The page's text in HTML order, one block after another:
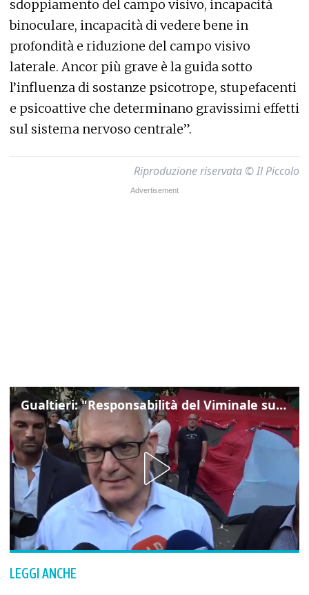
sdoppiamento del campo visivo, incapacità
binoculare, incapacità di vedere bene in
profondità e riduzione del campo visivo
laterale. Ancor più grave è la guida sotto
l’influenza di sostanze psicotrope, stupefacenti
e psicoattive che determinano gravissimi effetti
sul sistema nervoso centrale”.
Riproduzione riservata © Il Piccolo
Gualtieri: "Responsabilità del Viminale su Spin Time? La posizione dei partiti è nota"
LEGGI ANCHE